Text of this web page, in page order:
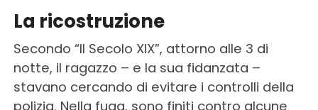
La ricostruzione
Secondo “Il Secolo XIX”, attorno alle 3 di
notte, il ragazzo – e la sua fidanzata –
stavano cercando di evitare i controlli della
polizia. Nella fuga, sono finiti contro alcune